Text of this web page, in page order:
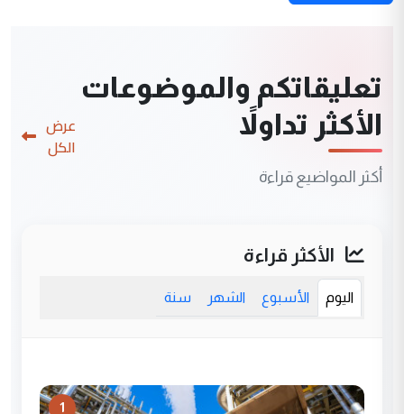
تعليقاتكم والموضوعات
الأكثر تداولاً
أكثر المواضيع قراءة
عرض
الكل
الأكثر قراءة
اليوم الأسبوع الشهر سنة
1